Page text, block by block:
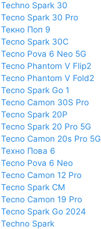
Techno Spark 30
Tecno Spark 30 Pro
Текно Поп 9
Tecno Spark 30C
Tecno Pova 6 Neo 5G
Tecno Phantom V Flip2
Tecno Phantom V Fold2
Tecno Spark Go 1
Tecno Camon 30S Pro
Tecno Spark 20P
Tecno Spark 20 Pro 5G
Tecno Camon 20s Pro 5G
Техно Пова 6
Tecno Pova 6 Neo
Tecno Camon 12 Pro
Tecno Spark CM
Tecno Camon 19 Pro
Tecno Spark Go 2024
Techno Spark